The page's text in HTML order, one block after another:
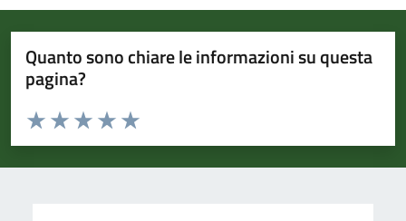
Quanto sono chiare le informazioni su questa
pagina?
Valuta da 1 a 5 stelle la pagina
Valuta 5 stelle su 5
Valuta 4 stelle su 5
Valuta 3 stelle su 5
Valuta 2 stelle su 5
Valuta 1 stelle su 5